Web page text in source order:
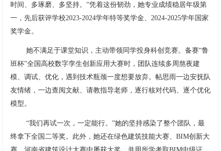
时间、多琢磨、多坚持。”凭着这份韧劲，她专业成绩稳居年级第
一，先后获评学校2023-2024学年特等奖学金、2024-2025学年国家
奖学金。
她不满足于课堂知识，主动带领同学投身科创竞赛。备赛“鲁
班杯”全国高校数字孪生创新应用大赛时，团队连续多周熬夜建
模、调试、优化，遇到技术瓶颈一度想要放弃。帖思雨一边安抚队
友情绪，一边查阅文献、请教指导老师，逐行核对代码、逐个优化
模型。
“我们再试一次，一定能行。”她的坚持感染了整个团队，最
终拿下全国二等奖。此外，她还在绿色建筑技能大赛、BIM创新大